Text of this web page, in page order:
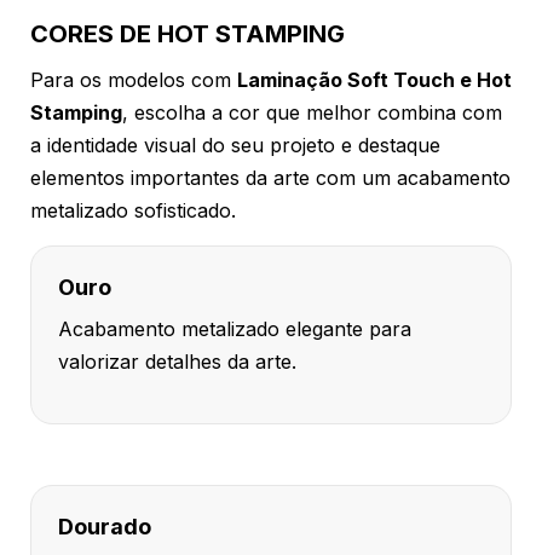
CORES DE HOT STAMPING
Para os modelos com Laminação Soft Touch e Hot
Stamping, escolha a cor que melhor combina com
a identidade visual do seu projeto e destaque
elementos importantes da arte com um acabamento
metalizado sofisticado.
Ouro
Acabamento metalizado elegante para
valorizar detalhes da arte.
Dourado